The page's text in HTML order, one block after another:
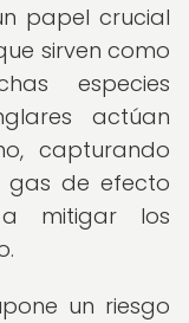
papel crucial
sirven como
especies
actúan
capturando
gas de efecto
mitigar los
un riesgo